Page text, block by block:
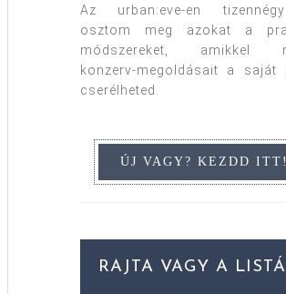
Az urban:eve-en
osztom meg azokat a
módszereket, amikkel
konzerv-megoldásait a saját
cserélheted.
RAJTA VAGY A